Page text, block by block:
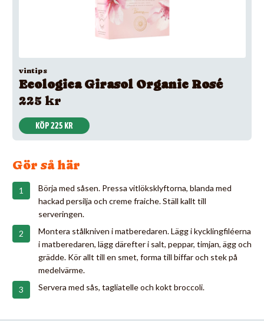
vintips
Ecologica Girasol Organic Rosé
225 kr
KÖP 225 KR
Gör så här
Börja med såsen. Pressa vitlöksklyftorna, blanda med
hackad persilja och creme fraiche. Ställ kallt till
serveringen.
Montera stålkniven i matberedaren. Lägg i kycklingfiléerna
i matberedaren, lägg därefter i salt, peppar, timjan, ägg och
grädde. Kör allt till en smet, forma till biffar och stek på
medelvärme.
Servera med sås, tagliatelle och kokt broccoli.